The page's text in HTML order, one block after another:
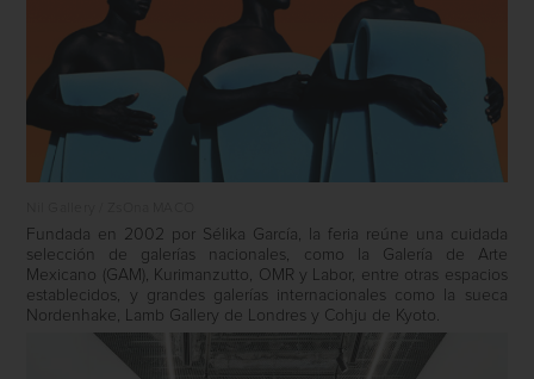
Fundada en 2002 por Sélika García, la feria reúne una cuidada
selección de galerías nacionales, como la Galería de Arte
Mexicano (GAM), Kurimanzutto, OMR y Labor, entre otras espacios
establecidos, y grandes galerías internacionales como la sueca
Nordenhake, Lamb Gallery de Londres y Cohju de Kyoto.